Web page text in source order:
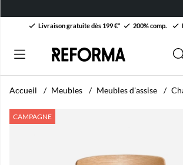
Livraison gratuite dès 199 €* 200% comp.
Accueil Meubles Meubles d'assise
CAMPAGNE
Images du produit Chaise 'Alfors' - Naturel